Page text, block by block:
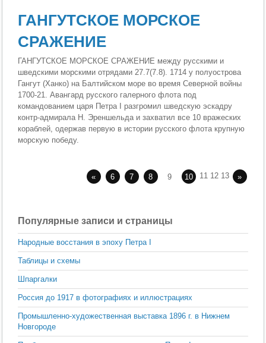
ГАНГУТСКОЕ МОРСКОЕ
СРАЖЕНИЕ
ГАНГУТСКОЕ МОРСКОЕ СРАЖЕНИЕ между русскими и
шведскими морскими отрядами 27.7(7.8). 1714 у полуострова
Гангут (Ханко) на Балтийском море во время Северной войны
1700-21. Авангард русского галерного флота под
командованием царя Петра I разгромил шведскую эскадру
контр-адмирала Н. Эреншельда и захватил все 10 вражеских
кораблей, одержав первую в истории русского флота крупную
морскую победу.
« 6 7 8 9 10 11 12 13 »
Популярные записи и страницы
Народные восстания в эпоху Петра I
Таблицы и схемы
Шпаргалки
Россия до 1917 в фотографиях и иллюстрациях
Промышленно-художественная выставка 1896 г. в Нижнем
Новгороде